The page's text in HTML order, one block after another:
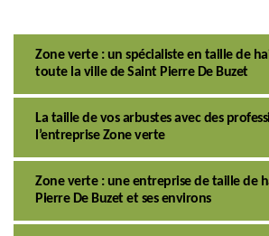
Zone verte : un spécialiste en taille de
toute la ville de Saint Pierre De Buzet
La taille de vos arbustes avec des
l’entreprise Zone verte
Zone verte : une entreprise de taille de
Pierre De Buzet et ses environs